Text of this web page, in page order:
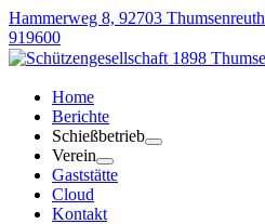
Hammerweg 8, 92703 Thumsenreuth
919600
Home
Berichte
Schießbetrieb
Verein
Gaststätte
Cloud
Kontakt